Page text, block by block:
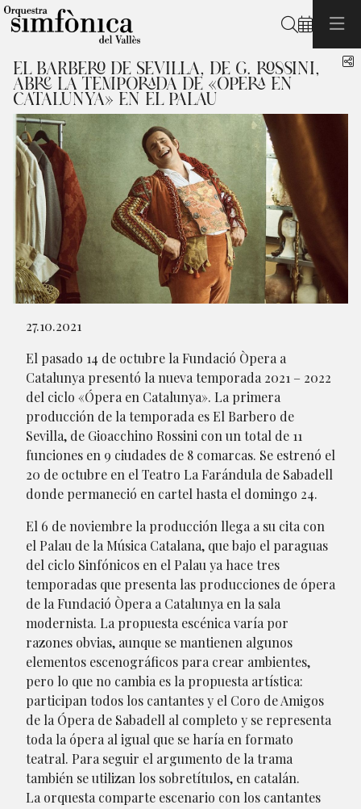
Buscar
EL BARBERO DE SEVILLA, DE G. ROSSINI,
ABRE LA TEMPORADA DE «ÓPERA EN
CATALUNYA» EN EL PALAU
27.10.2021
El pasado 14 de octubre la Fundació Òpera a
Catalunya presentó la nueva temporada 2021 – 2022
del ciclo «Ópera en Catalunya». La primera
producción de la temporada es El Barbero de
Sevilla, de Gioacchino Rossini con un total de 11
funciones en 9 ciudades de 8 comarcas. Se estrenó el
20 de octubre en el Teatro La Farándula de Sabadell
donde permaneció en cartel hasta el domingo 24.
El 6 de noviembre la producción llega a su cita con
el Palau de la Música Catalana, que bajo el paraguas
del ciclo Sinfónicos en el Palau ya hace tres
temporadas que presenta las producciones de ópera
de la Fundació Òpera a Catalunya en la sala
modernista. La propuesta escénica varía por
razones obvias, aunque se mantienen algunos
elementos escenográficos para crear ambientes,
pero lo que no cambia es la propuesta artística:
participan todos los cantantes y el Coro de Amigos
de la Ópera de Sabadell al completo y se representa
toda la ópera al igual que se haría en formato
teatral. Para seguir el argumento de la trama
también se utilizan los sobretítulos, en catalán.
La orquesta comparte escenario con los cantantes